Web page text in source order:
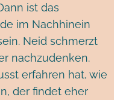
ist das
im Nachhinein
Neid schmerzt
nachzudenken.
erfahren hat, wie
der findet eher